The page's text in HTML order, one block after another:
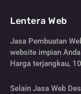
Lentera Web
Jasa Pembuatan
website impian
Harga terjangkau,
Selain Jasa Web